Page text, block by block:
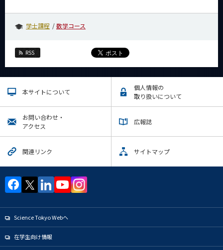
学士課程 数学コース
RSS
本サイトについて
個人情報の
取り扱いについて
お問い合わせ・
アクセス
広報誌
関連リンク サイトマップ
Science Tokyo Webヘ
在学生向け情報